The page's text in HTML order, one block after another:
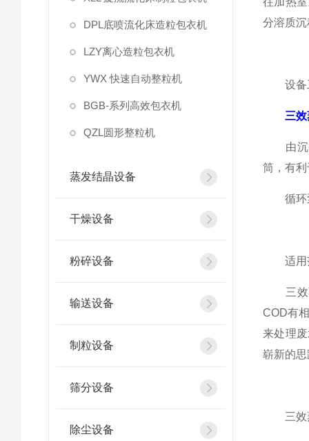
DPL底喷流化床造粒包衣机
LZY离心造粒包衣机
YWX 快速自动整粒机
BGB-系列高效包衣机
QZL圆形整粒机
蒸发结晶设备
干燥设备
粉碎设备
输送设备
制粒设备
筛分设备
除尘设备
分溶质
设备
三
由沉降
筒，有
循环泵
适用
三效蒸
COD有
来处理
崭新的
三效蒸